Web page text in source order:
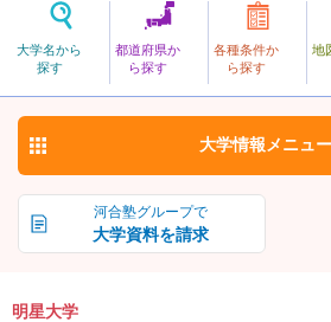
大学名から
探す
都道府県か
ら探す
各種条件か
ら探す
地
私立
めいせい
明星大学
河合塾グループで
大学資料を請求
大学情報 メニュー
明星大学